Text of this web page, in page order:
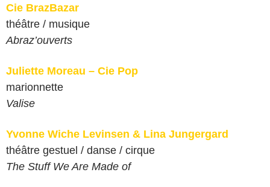
Cie BrazBazar
théâtre / musique
Abraz’ouverts
Juliette Moreau – Cie Pop
marionnette
Valise
Yvonne Wiche Levinsen & Lina Jungergard
théâtre gestuel / danse / cirque
The Stuff We Are Made of